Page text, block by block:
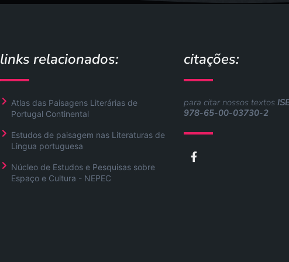
links relacionados:
Atlas das Paisagens Literárias de
Portugal Continental
Estudos de paisagem nas Literaturas de
Lingua portuguesa
Núcleo de Estudos e Pesquisas sobre
Espaço e Cultura - NEPEC
citações:
para citar nossos textos
978-65-00-03730-2
F
a